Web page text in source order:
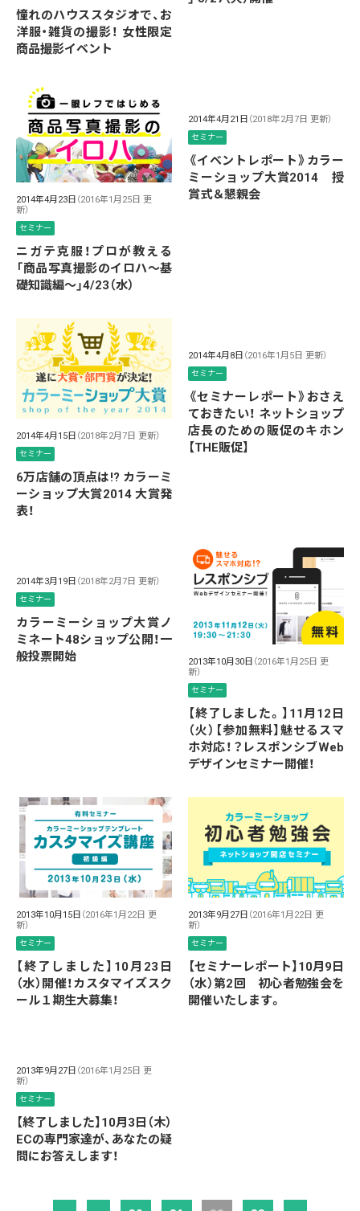
憧れのハウススタジオで、お
洋服・雑貨の撮影！ 女性限定
商品撮影イベント
2014年4月23日 （2016年1月25日 更
新）
セミナー
ニガテ克服！プロが教える
「商品写真撮影のイロハ〜基
礎知識編〜」4/23（水）
2014年4月21日 （2018年2月7日 更新）
セミナー
《イベントレポート》カラー
ミーショップ大賞2014 授
賞式＆懇親会
2014年4月15日 （2018年2月7日 更新）
セミナー
6万店舗の頂点は!? カラーミ
ーショップ大賞2014 大賞発
表！
2014年4月8日 （2016年1月5日 更新）
セミナー
《セミナーレポート》おさえ
ておきたい！ ネットショップ
店長のための販促のキホン
【THE販促】
2014年3月19日 （2018年2月7日 更新）
セミナー
カラーミーショップ大賞ノ
ミネート48ショップ公開！一
般投票開始
2013年10月30日 （2016年1月25日 更
新）
セミナー
【終了しました。】11月12日
（火）【参加無料】魅せるスマ
ホ対応！？レスポンシブWeb
デザインセミナー開催！
2013年10月15日 （2016年1月22日 更
新）
セミナー
【終了しました】10月23日
（水）開催！カスタマイズスク
ール１期生大募集！
2013年9月27日 （2016年1月22日 更
新）
セミナー
【セミナーレポート】10月9日
（水）第2回 初心者勉強会を
開催いたします。
2013年9月27日 （2016年1月25日 更
新）
セミナー
【終了しました】10月3日（木）
ECの専門家達が、あなたの疑
問にお答えします！